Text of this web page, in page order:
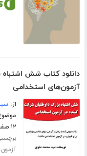
دانلود کتاب شش اشتباه
آزمون‌های استخدامی
از:
۱۲ صفحه